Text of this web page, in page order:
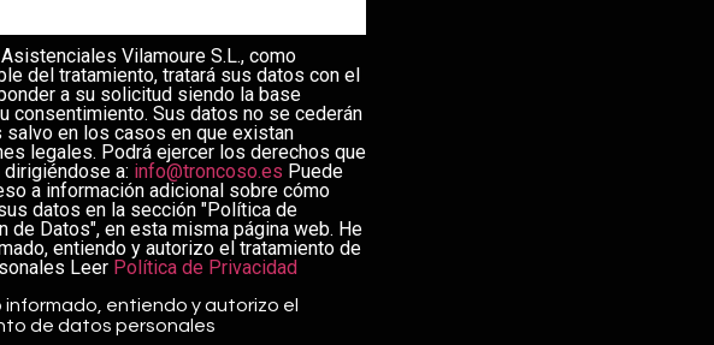
Vilamoure S.L., como
del tratamiento, tratará sus datos con el
a su solicitud siendo la base
consentimiento. Sus datos no se cederán
salvo en los casos en que existan
legales. Podrá ejercer los derechos que
a: info@troncoso.es Puede
a información adicional sobre cómo
datos en la sección "Política de
de Datos", en esta misma página web. He
entiendo y autorizo el tratamiento de
Leer Política de Privacidad
informado, entiendo y autorizo el
de datos personales